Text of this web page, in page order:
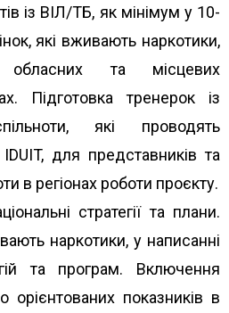
із ВІЛ/ТБ, як мінімум у 10-
які вживають наркотики,
обласних та місцевих
Підготовка тренерок із
які проводять
для представників та
в регіонах роботи проєкту.
стратегії та плани.
наркотики, у написанні
та програм. Включення
орієнтованих показників в